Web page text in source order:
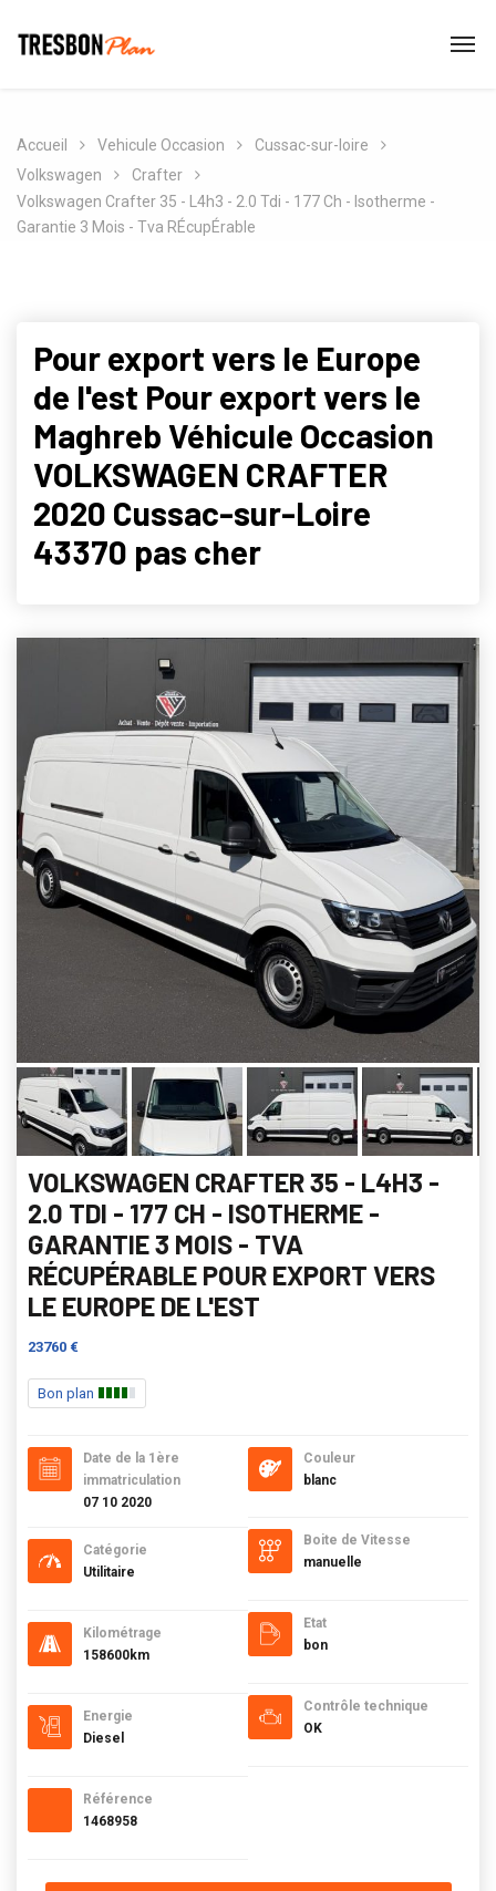
Accueil Vehicule Occasion
Cussac-sur-loire
Volkswagen
Crafter
Volkswagen Crafter 35 - L4h3 - 2.0 Tdi - 177 Ch - Isotherme -
Garantie 3 Mois - Tva RÉcupÉrable
Pour export vers le Europe
de l'est Pour export vers le
Maghreb Véhicule Occasion
VOLKSWAGEN CRAFTER
2020 Cussac-sur-Loire
43370 pas cher
VOLKSWAGEN CRAFTER 35 - L4H3 -
2.0 TDI - 177 CH - ISOTHERME -
GARANTIE 3 MOIS - TVA
RÉCUPÉRABLE POUR EXPORT VERS
LE EUROPE DE L'EST
23760 €
Bon plan
Date de la 1ère
immatriculation
07 10 2020
Catégorie
Utilitaire
Kilométrage
158600km
Energie
Diesel
Référence
1468958
Couleur
blanc
Boite de Vitesse
manuelle
Etat
bon
Contrôle technique
OK